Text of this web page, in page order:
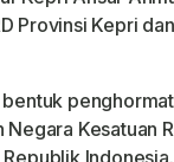
Provinsi Kepri
Kesatuan
Indonesia.